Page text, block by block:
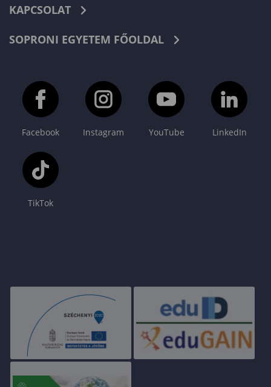
KAPCSOLAT
SOPRONI EGYETEM FŐOLDAL
Facebook Instagram YouTube LinkedIn
TikTok